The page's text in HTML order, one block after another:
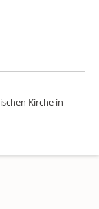
Kirche in